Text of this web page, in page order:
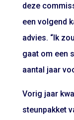
deze
een volgend
advies. “Ik
gaat om een
aantal jaar
Vorig jaar
steunpakket